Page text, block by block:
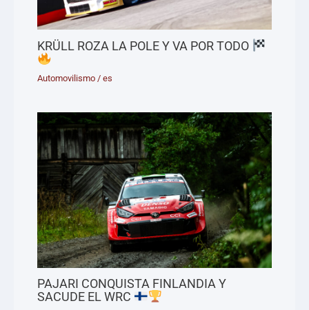
KRÜLL ROZA LA POLE Y VA POR TODO
Automovilismo /es
PAJARI CONQUISTA FINLANDIA Y
SACUDE EL WRC